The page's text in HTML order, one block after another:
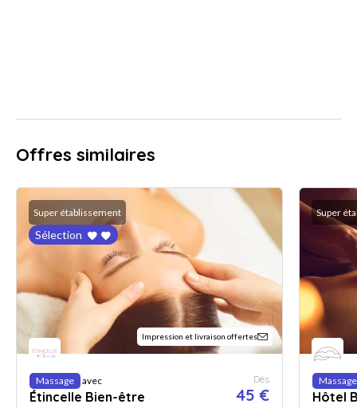
Offres similaires
Super établissement
Sélection
Impression et livraison offertes
Massage avec
Étincelle Bien-être
Dès
45 €
Super
Massage
Hôtel